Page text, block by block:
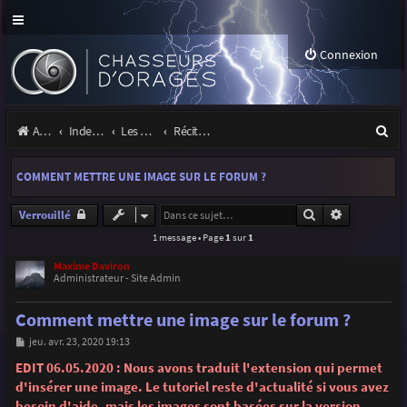
Connexion
Accueil Index du forum Les orages Récits et photos d'orages
e
COMMENT METTRE UNE IMAGE SUR LE FORUM ?
Verrouillé Rechercher
1 message • Page 1 sur 1
Maxime Daviron
Administrateur - Site Admin
Comment mettre une image sur le forum ?
M
s
s
a
jeu. avr. 23, 2020 19:13
EDIT 06.05.2020 : Nous avons traduit l'extension qui permet
d'insérer une image. Le tutoriel reste d'actualité si vous avez